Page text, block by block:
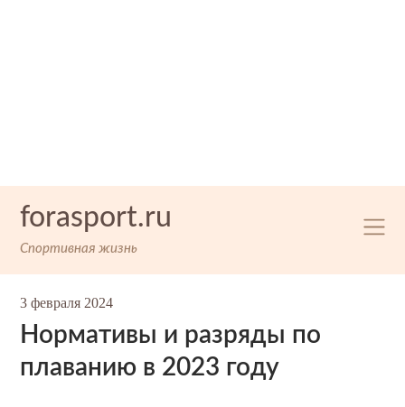
forasport.ru
Спортивная жизнь
3 февраля 2024
Нормативы и разряды по
плаванию в 2023 году